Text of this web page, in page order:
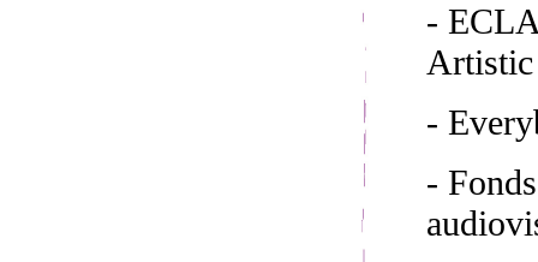
-
Artistic
-
-